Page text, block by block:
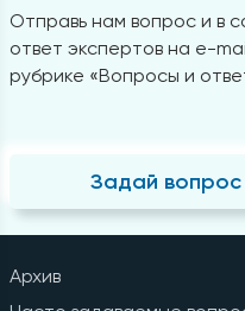
Отправь нам вопрос и в
ответ экспертов на e-
рубрике «Вопросы и
Задай вопрос
Архив